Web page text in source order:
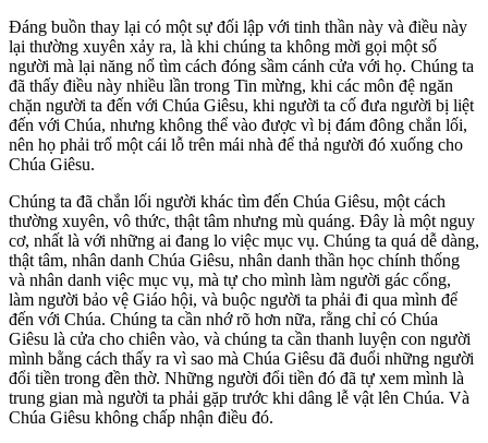
Đáng buồn thay lại có một sự đối lập với tinh thần này và điều này
lại thường xuyên xảy ra, là khi chúng ta không mời gọi một số
người mà lại năng nổ tìm cách đóng sầm cánh cửa với họ. Chúng ta
đã thấy điều này nhiều lần trong Tin mừng, khi các môn đệ ngăn
chặn người ta đến với Chúa Giêsu, khi người ta cố đưa người bị liệt
đến với Chúa, nhưng không thể vào được vì bị đám đông chắn lối,
nên họ phải trổ một cái lỗ trên mái nhà để thả người đó xuống cho
Chúa Giêsu.
Chúng ta đã chắn lối người khác tìm đến Chúa Giêsu, một cách
thường xuyên, vô thức, thật tâm nhưng mù quáng. Đây là một nguy
cơ, nhất là với những ai đang lo việc mục vụ. Chúng ta quá dễ dàng,
thật tâm, nhân danh Chúa Giêsu, nhân danh thần học chính thống
và nhân danh việc mục vụ, mà tự cho mình làm người gác cổng,
làm người bảo vệ Giáo hội, và buộc người ta phải đi qua mình để
đến với Chúa. Chúng ta cần nhớ rõ hơn nữa, rằng chỉ có Chúa
Giêsu là cửa cho chiên vào, và chúng ta cần thanh luyện con người
mình bằng cách thấy ra vì sao mà Chúa Giêsu đã đuổi những người
đổi tiền trong đền thờ. Những người đổi tiền đó đã tự xem mình là
trung gian mà người ta phải gặp trước khi dâng lễ vật lên Chúa. Và
Chúa Giêsu không chấp nhận điều đó.